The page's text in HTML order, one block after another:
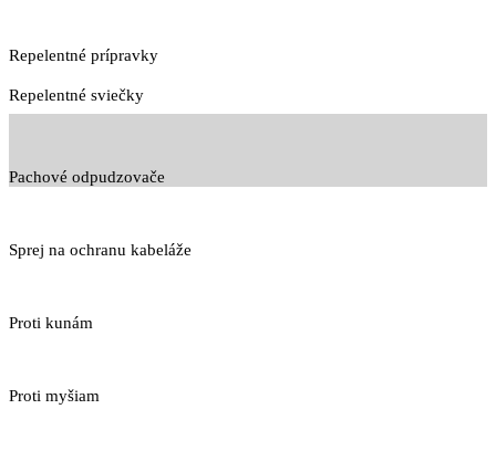
Repelentné prípravky
Repelentné sviečky
Pachové odpudzovače
Sprej na ochranu kabeláže
Proti kunám
Proti myšiam